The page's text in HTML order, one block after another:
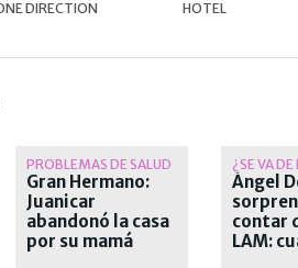
DIRECTION HOTEL
PROBLEMAS DE SALUD
Gran Hermano:
Juanicar
abandonó la casa
por su mamá
¿SE VA
Ángel
contar
LAM: